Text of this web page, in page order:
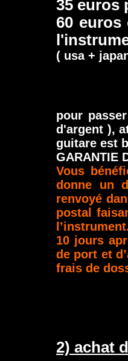
35 euros
60
( usa +
pour
d'argent ),
guitare est
GARANTIE
Vous
donne un
renvoyé
postal
10 jours
de port et
frais de
2) achat